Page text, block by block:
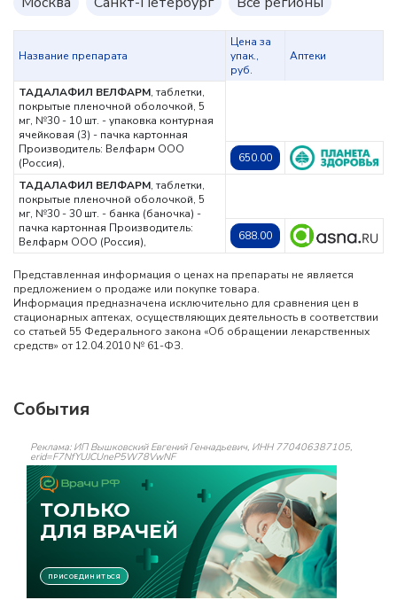
Название препарата
Цена за
упак.,
руб.
Аптеки
ТАДАЛАФИЛ ВЕЛФАРМ, таблетки,
покрытые пленочной оболочкой, 5
мг, №30 - 10 шт. - упаковка контурная
ячейковая (3) - пачка картонная
Производитель: Велфарм ООО
(Россия),
650.00
ТАДАЛАФИЛ ВЕЛФАРМ, таблетки,
покрытые пленочной оболочкой, 5
мг, №30 - 30 шт. - банка (баночка) -
пачка картонная Производитель:
Велфарм ООО (Россия),
688.00
Представленная информация о ценах на препараты не является
предложением о продаже или покупке товара.
Информация предназначена исключительно для сравнения цен в
стационарных аптеках, осуществляющих деятельность в соответствии
со статьей 55 Федерального закона «Об обращении лекарственных
средств» от 12.04.2010 № 61-ФЗ.
События
Реклама: ИП Вышковский Евгений Геннадьевич, ИНН 770406387105,
erid=F7NfYUJCUneP5W78VwNF